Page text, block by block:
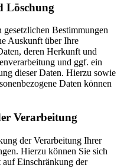
Löschung
gesetzlichen Bestimmungen
Auskunft über Ihre
deren Herkunft und
und ggf. ein
dieser Daten. Hierzu sowie
Daten können
Verarbeitung
der Verarbeitung Ihrer
Hierzu können Sie sich
auf Einschränkung der